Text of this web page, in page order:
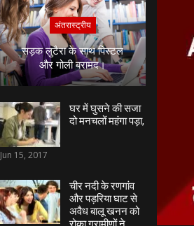
अंतरास्ट्रीय
सड़क लुटैरा के साथ पिस्टल
और गोली बरामद।
घर में घुसने की सजा
दो मनचलों महंगा पड़ा,
Jun 15, 2017
चीर नदी के रणगांव
और पड़रिया घाट से
अवैध बालू खनन को